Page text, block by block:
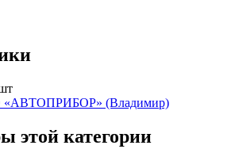
(Владимир)
этой категории